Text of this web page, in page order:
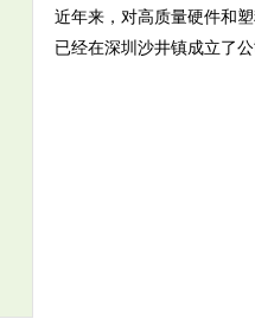
近年来，对高质量硬件和
已经在深圳沙井镇成立了公